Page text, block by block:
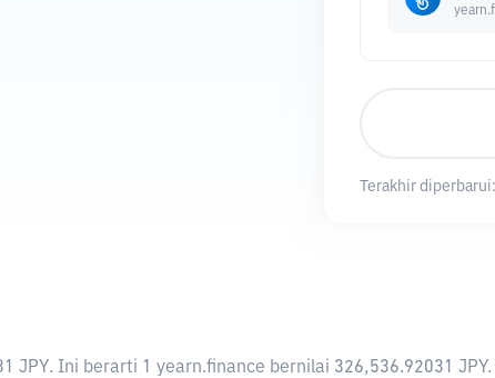
Terakhir diperbarui:
JPY. Ini berarti 1 yearn.finance bernilai 326,536.92031